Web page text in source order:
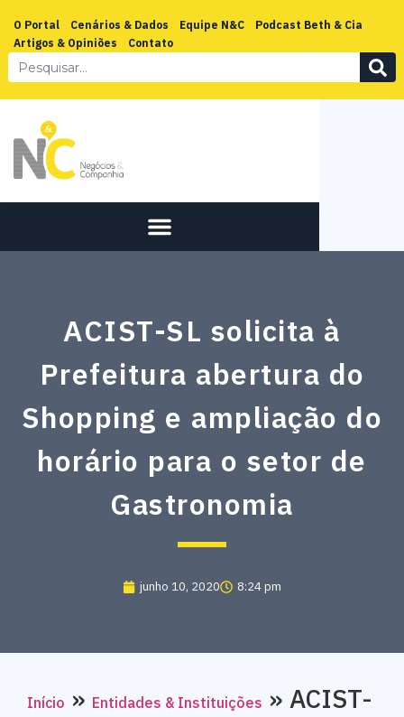
O Portal Cenários & Dados Equipe N&C
Podcast Beth & Cia
Artigos & Opiniões
Contato
ACIST-SL solicita à
Prefeitura abertura do
Shopping e ampliação do
horário para o setor de
Gastronomia
junho 10, 2020 8:24 pm
Início » Entidades & Instituições » ACIST-